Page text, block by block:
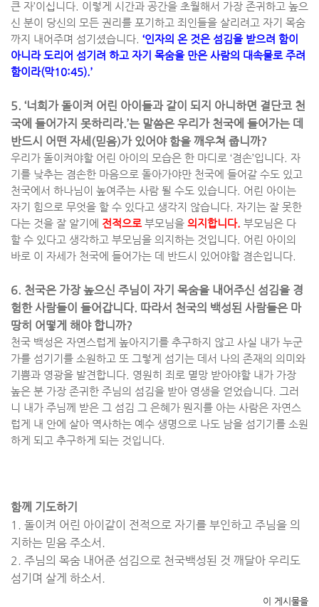
큰 자’이십니다
이렇게 시간과 공간을 초월해서 가장 존귀하고 높으
신 분이 당신의 모든 권리를 포기하고 죄인들을 살리려고 자기 목숨
까지 내어주며 섬기셨습니다 ‘인자의 온 것은 섬김을 받으려 함이
아니라 도리어 섬기려 하고 자기 목숨을 만은 사람의 대속물로 주려
함이라(막10:45).’
5. ‘너희가 돌이켜 어린 아이들과 같이 되지 아니하면 결단코 천
국에 들어가지 못하리라.’는 말씀은 우리가 천국에 들어가는 데
반드시 어떤 자세 (믿음)가 있어야 함을 깨우쳐 줍니까?
우리가 돌이켜야할 어린 아이의 모습은 한 마디로 ‘겸손’입니다
자
기를 낮추는 겸손한 마음으로 돌아가야만 천국에 들어갈 수도 있고
천국에서 하나님이 높여주는 사람 될 수도 있습니다
어린 아이는
자기 힘으로 무엇을 할 수 있다고 생각지 않습니다
자기는 잘 못한
다는 것을 잘 알기에 전적으로 부모님을 의지합니다. 부모님은 다
할 수 있다고 생각하고 부모님을 의지하는 것입니다
어린 아이의
바로 이 자세가 천국에 들어가는 데 반드시 있어야할 겸손입니다
6. 천국은 가장 높으신 주님이 자기 목숨을 내어주신 섬김을 경
험한 사람들이 들어갑니다. 따라서 천국의 백성된 사람들은 마
땅히 어떻게 해야 합니까?
천국 백성은 자연스럽게 높아지기를 추구하지 않고 사실 내가 누군
가를 섬기기를 소원하고 또 그렇게 섬기는 데서 나의 존재의 의미와
기쁨과 영광을 발견합니다
영원히 죄로 멸망 받아야할 내가 가장
높은 분 가장 존귀한 주님의 섬김을 받아 영생을 얻었습니다
그러
니 내가 주님께 받은 그 섬김 그 은혜가 뭔지를 아는 사람은 자연스
럽게 내 안에 살아 역사하는 예수 생명으로 나도 남을 섬기기를 소원
하게 되고 추구하게 되는 것입니다
함께 기도하기
1. 돌이켜 어린 아이같이 전적으로 자기를 부인하고 주님을 의
지하는 믿음 주소서 .
2. 주님의 목숨 내어준 섬김으로 천국백성된 것 깨달아 우리도
섬기며 살게 하소서 .
이 게시물을